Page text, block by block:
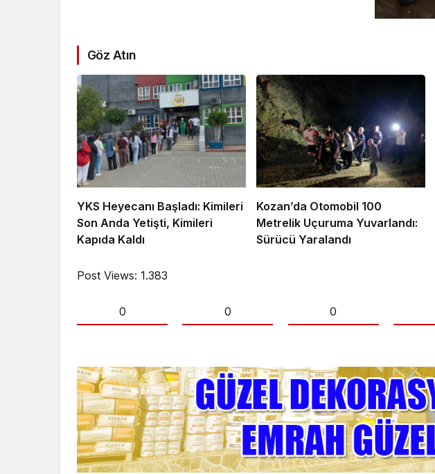
Göz Atın
YKS Heyecanı Başladı: Kimileri
Son Anda Yetişti, Kimileri
Kapıda Kaldı
Kozan’da Otomobil 100
Metrelik Uçuruma Yuvarlandı:
Sürücü Yaralandı
Post Views: 1.383
0 0 0